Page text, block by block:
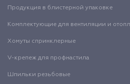
Продукция в блистерной упаковке
Комплектующие для вентиляции и
Хомуты спринклерные
V-крепеж для профнастила
Шпильки резьбовые